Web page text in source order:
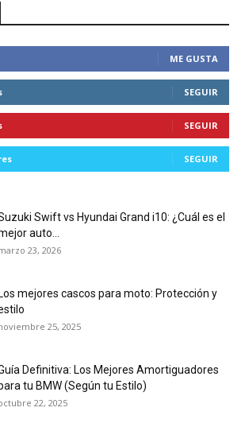
ME GUSTA
SEGUIR
SEGUIR
SEGUIR
Swift vs Hyundai Grand i10: ¿Cuál es el
auto...
23, 2026
Los mejores cascos para moto: Protección y
25, 2025
Definitiva: Los Mejores Amortiguadores
tu BMW (Según tu Estilo)
22, 2025